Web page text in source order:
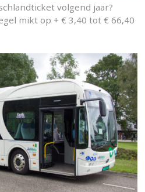
volgend jaar?
mikt op + € 3,40 tot € 66,40